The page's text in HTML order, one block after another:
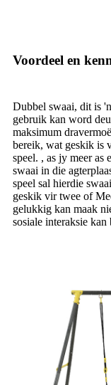
Voordeel en
Dubbel swaai, dit is
gebruik kan word
maksimum
bereik, wat geskik is
speel. , as jy meer as
swaai in die
speel sal hierdie
geskik vir twee of
gelukkig kan maak
sosiale interaksie kan